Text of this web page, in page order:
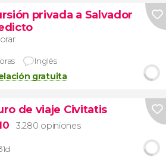
privada a Salvador
Inglés
gratuita
de viaje Civitatis
3.280 opiniones